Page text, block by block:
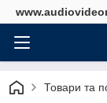
Товари та